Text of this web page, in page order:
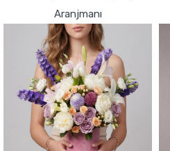
Aranjmanı